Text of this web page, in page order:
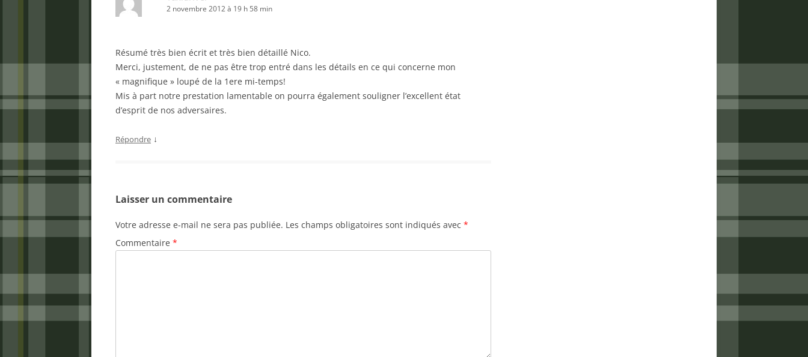
2 novembre 2012 à 19 h 58 min
Résumé très bien écrit et très bien détaillé Nico.
Merci, justement, de ne pas être trop entré dans les détails en ce qui concerne mon
« magnifique » loupé de la 1ere mi-temps!
Mis à part notre prestation lamentable on pourra également souligner l’excellent état
d’esprit de nos adversaires.
Répondre ↓
Laisser un commentaire
Votre adresse e-mail ne sera pas publiée. Les champs obligatoires sont indiqués avec *
Commentaire *